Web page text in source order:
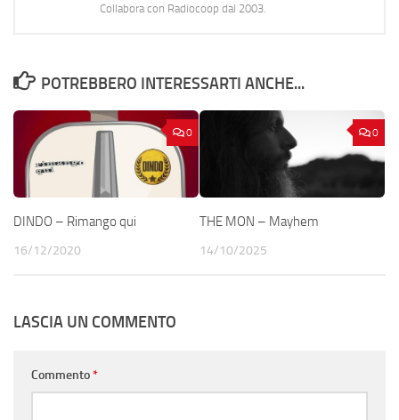
Collabora con Radiocoop dal 2003.
POTREBBERO INTERESSARTI ANCHE...
0
DINDO – Rimango qui
16/12/2020
0
THE MON – Mayhem
14/10/2025
LASCIA UN COMMENTO
Commento*